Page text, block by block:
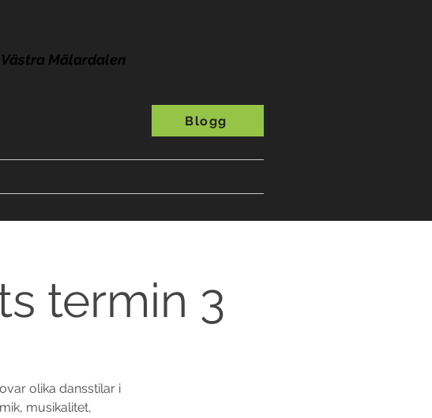
Mälardalen
Blogg
termin 3
olika dansstilar i
musikalitet,